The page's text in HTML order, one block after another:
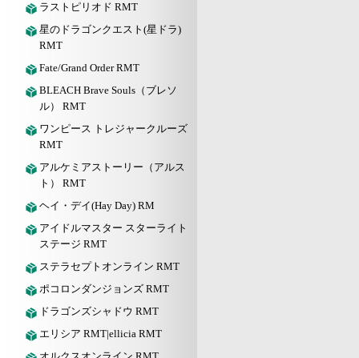
ラストピリオド RMT
星のドラゴンクエスト(星ドラ)
RMT
Fate/Grand Order RMT
BLEACH Brave Souls（ブレソ
ル） RMT
ワンピース トレジャークルーズ
RMT
アルケミアストーリー（アルス
ト） RMT
ヘイ・デイ(Hay Day) RM
アイドルマスター スターライト
ステージ RMT
ステラセプトオンライン RMT
ポコロンダンジョンズ RMT
ドラゴンズシャドウ RMT
エリシア RMT|ellicia RMT